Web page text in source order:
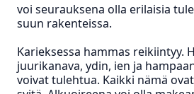
voi seurauksena olla erilaisia
suun rakenteissa.
Karieksessa hammas reikiintyy.
juurikanava, ydin, ien ja
voivat tulehtua. Kaikki nämä